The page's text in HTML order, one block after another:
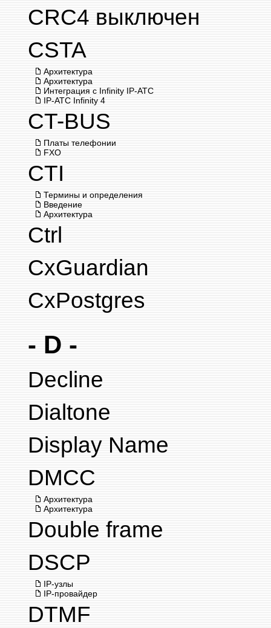
CRC4 выключен
CSTA
Архитектура
Архитектура
Интеграция с Infinity IP-АТС
IP-АТС Infinity 4
CT-BUS
Платы телефонии
FXO
CTI
Термины и определения
Введение
Архитектура
Ctrl
CxGuardian
CxPostgres
- D -
Decline
Dialtone
Display Name
DMCC
Архитектура
Архитектура
Double frame
DSCP
IP-узлы
IP-провайдер
DTMF